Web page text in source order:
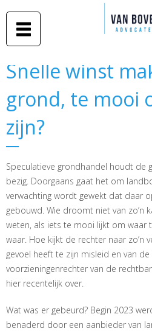
en naar
de inhoud
Van Boven
advocaten
Middelburg
-
Amsterdam
advies in
begrijpelijke
taal
Snelle winst
grond, te mooi
zijn?
Snelle winst
grond, te mooi
zijn?
Speculatieve grondhandel houdt de
bezig. Doorgaans gaat het om
verwachting wordt gewekt dat daar
gebouwd. Wie droomt niet van zo’n
weten, als iets te mooi lijkt om waar
waar. Hoe kijkt de rechter naar zo’n
gevoel heeft te zijn misleid en van
voorzieningenrechter van de
hier recentelijk over.
Wat was er gebeurd? Begin 2023
benaderd door een aanbieder van